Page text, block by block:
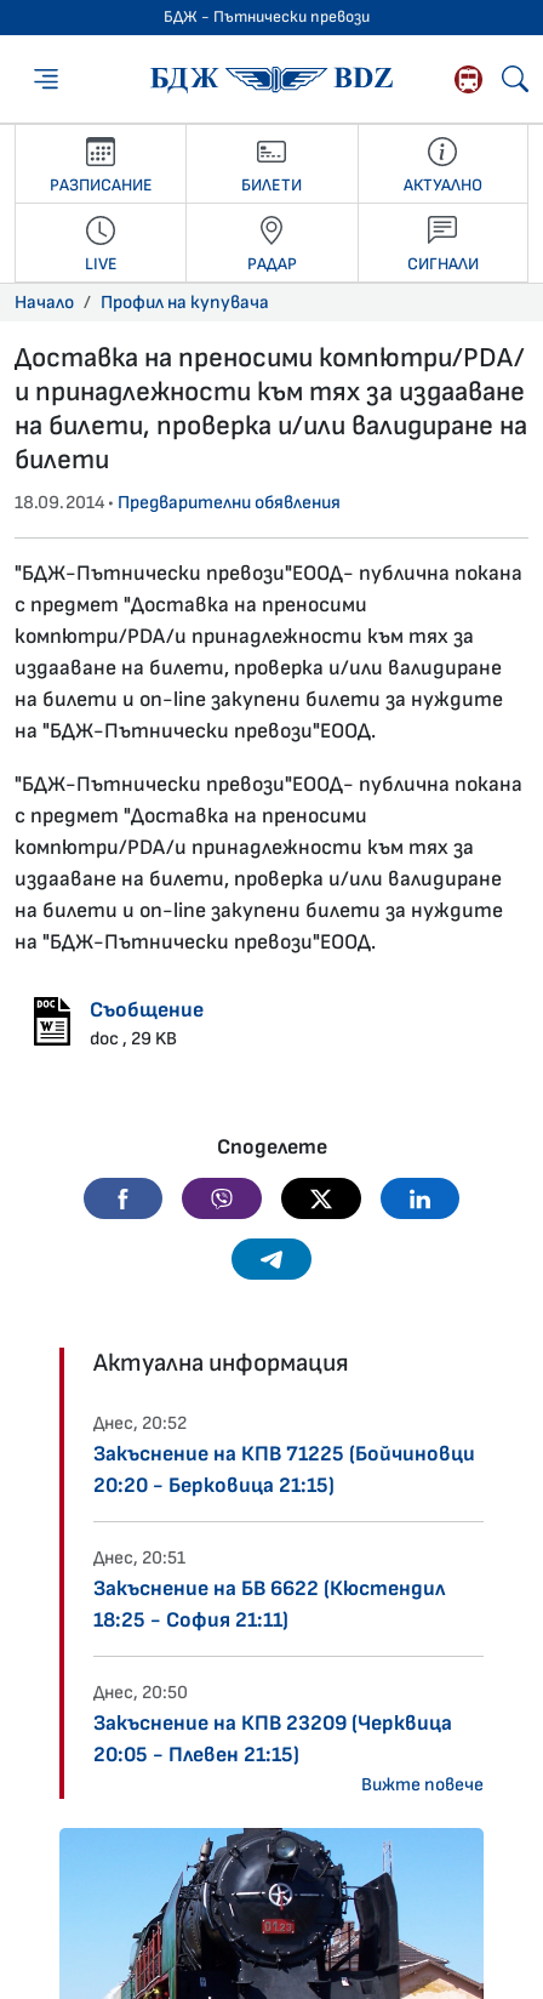
БДЖ - Пътнически превози
БДЖ -
РАЗПИСАНИЕ БИЛЕТИ АКТУАЛНО
LIVE РАДАР СИГНАЛИ
Начало Профил на купувача
Доставка на преносими компютри/PDA/
и принадлежности към тях за издааване
на билети, проверка и/или валидиране на
билети
18.09.2014 • Предварителни обявления
"БДЖ-Пътнически превози"ЕООД- публична покана
с предмет "Доставка на преносими
компютри/PDA/и принадлежности към тях за
издааване на билети, проверка и/или валидиране
на билети и on-line закупени билети за нуждите
на "БДЖ-Пътнически превози"ЕООД.
"БДЖ-Пътнически превози"ЕООД- публична покана
с предмет "Доставка на преносими
компютри/PDA/и принадлежности към тях за
издааване на билети, проверка и/или валидиране
на билети и on-line закупени билети за нуждите
на "БДЖ-Пътнически превози"ЕООД.
Съобщение
doc , 29 KB
Споделете
Facebook Viber Twitter Linkedin
Telegram
Актуална информация
Днес, 20:52
Закъснение на КПВ 71225 (Бойчиновци
20:20 - Берковица 21:15)
Днес, 20:51
Закъснение на БВ 6622 (Кюстендил
18:25 - София 21:11)
Днес, 20:50
Закъснение на КПВ 23209 (Черквица
20:05 - Плевен 21:15)
Вижте повече